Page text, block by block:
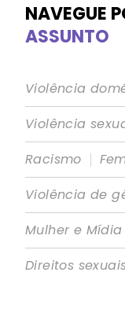
NAVEGUE
ASSUNTO
Violência
Violência
Racismo |
Violência de
Mulher e Mídia
Direitos